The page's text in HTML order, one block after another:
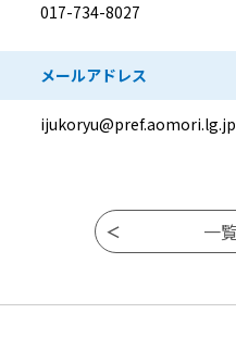
017-734-8027
メールアドレス
ijukoryu@pref.aomori.lg.jp